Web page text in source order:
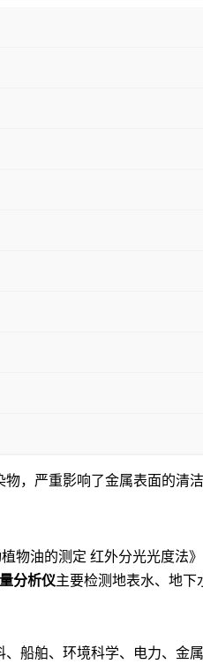
严重影响了金属表面的清
物油的测定 红外分光光度法
分析仪主要检测地表水、地下
船舶、环境科学、电力、